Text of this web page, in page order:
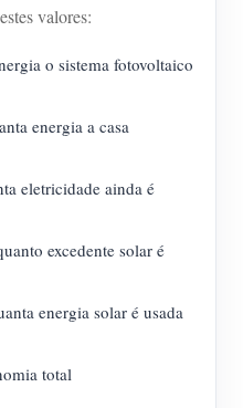
valores:
o sistema fotovoltaico
energia a casa
eletricidade ainda é
excedente solar é
energia solar é usada
total